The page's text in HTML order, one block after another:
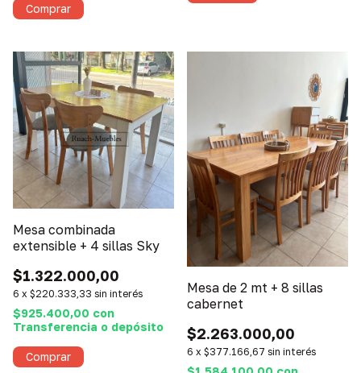
Mesa combinada
extensible + 4 sillas Sky
$1.322.000,00
6 x $220.333,33 sin interés
$925.400,00 con
Transferencia o depósito
Mesa de 2 mt + 8 sillas
cabernet
$2.263.000,00
6 x $377.166,67 sin interés